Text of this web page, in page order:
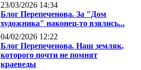
23/03/2026 14:34
Блог Перепеченова. За "Дом
художника" наконец-то взялись...
04/02/2026 12:22
Блог Перепеченова. Наш земляк,
которого почти не помнят
краеведы